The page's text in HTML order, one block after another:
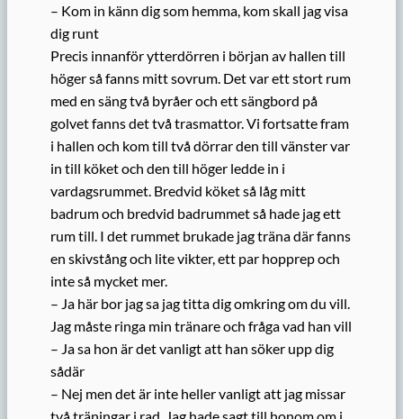
– Kom in känn dig som hemma, kom skall jag visa
dig runt
Precis innanför ytterdörren i början av hallen till
höger så fanns mitt sovrum. Det var ett stort rum
med en säng två byråer och ett sängbord på
golvet fanns det två trasmattor. Vi fortsatte fram
i hallen och kom till två dörrar den till vänster var
in till köket och den till höger ledde in i
vardagsrummet. Bredvid köket så låg mitt
badrum och bredvid badrummet så hade jag ett
rum till. I det rummet brukade jag träna där fanns
en skivstång och lite vikter, ett par hopprep och
inte så mycket mer.
– Ja här bor jag sa jag titta dig omkring om du vill.
Jag måste ringa min tränare och fråga vad han vill
– Ja sa hon är det vanligt att han söker upp dig
sådär
– Nej men det är inte heller vanligt att jag missar